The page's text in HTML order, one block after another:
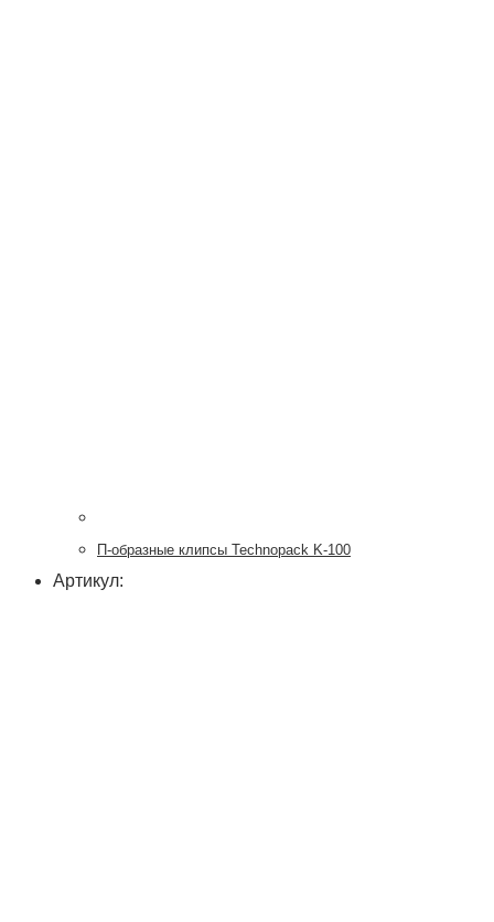
П-образные клипсы Technopack K-100
Артикул: